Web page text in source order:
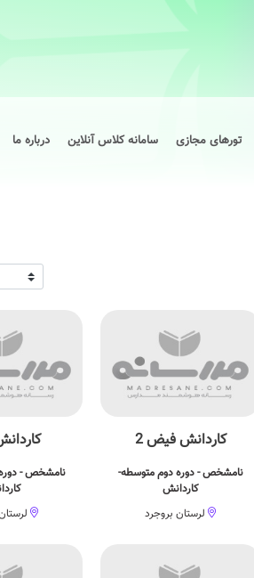
تورهای مجازی سامانه کلاس آنلاین درباره ما
کاردانش فیض 2
نامشخص - دوره دوم متوسطه-
کاردانش
لرستان بروجرد
نامشخص -